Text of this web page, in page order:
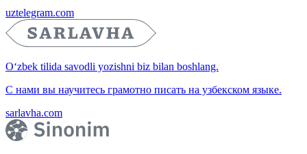
uztelegram.com
O‘zbek tilida savodli yozishni biz bilan boshlang.
С нами вы научитесь грамотно писать на узбекском языке.
sarlavha.com